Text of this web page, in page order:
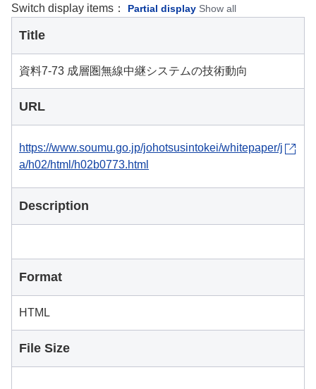
Switch display items： Partial display Show all
Title
資料7-73 成層圏無線中継システムの技術動向
URL
https://www.soumu.go.jp/johotsusintokei/whitepaper/j
a/h02/html/h02b0773.html
Description
Format
HTML
File Size